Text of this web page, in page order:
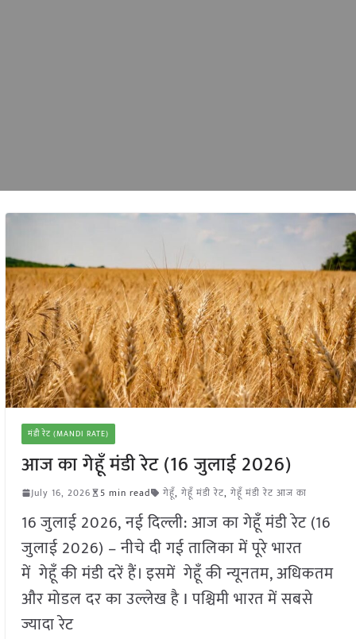
मंडी रेट (MANDI RATE)
आज का गेहूँ मंडी रेट (16 जुलाई 2026)
July 16, 2026 5 min read गेहूँ, गेहूँ मंडी रेट, गेहूँ मंडी रेट आज का
16 जुलाई 2026, नई दिल्ली: आज का गेहूँ मंडी रेट (16
जुलाई 2026) – नीचे दी गई तालिका में पूरे भारत
में गेहूँ की मंडी दरें हैं। इसमें गेहूँ की न्यूनतम, अधिकतम
और मोडल दर का उल्लेख है I पश्चिमी भारत में सबसे
ज्यादा रेट